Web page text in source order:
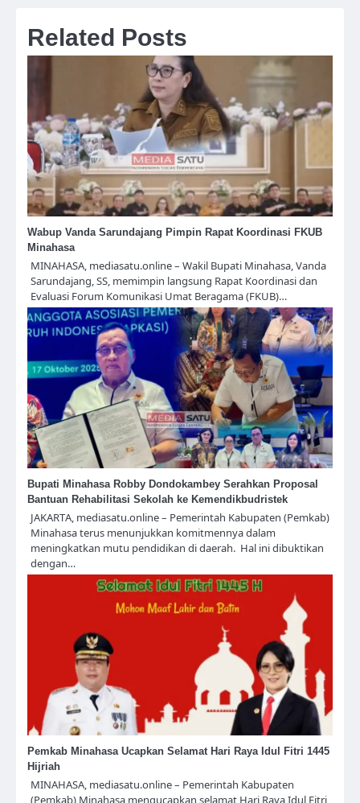
Related Posts
Wabup Vanda Sarundajang Pimpin Rapat Koordinasi FKUB
Minahasa
MINAHASA, mediasatu.online – Wakil Bupati Minahasa, Vanda
Sarundajang, SS, memimpin langsung Rapat Koordinasi dan
Evaluasi Forum Komunikasi Umat Beragama (FKUB)…
Bupati Minahasa Robby Dondokambey Serahkan Proposal
Bantuan Rehabilitasi Sekolah ke Kemendikbudristek
JAKARTA, mediasatu.online – Pemerintah Kabupaten (Pemkab)
Minahasa terus menunjukkan komitmennya dalam
meningkatkan mutu pendidikan di daerah. Hal ini dibuktikan
dengan…
Pemkab Minahasa Ucapkan Selamat Hari Raya Idul Fitri 1445
Hijriah
MINAHASA, mediasatu.online – Pemerintah Kabupaten
(Pemkab) Minahasa mengucapkan selamat Hari Raya Idul Fitri